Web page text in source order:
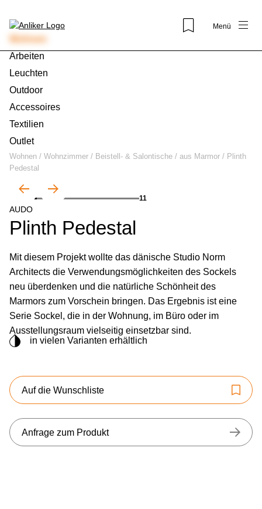
Menü
Wohnen
Arbeiten
Leuchten
Outdoor
Accessoires
Textilien
Outlet
Wohnen / Wohnzimmer / Beistell- & Salontische / aus Marmor / Plinth
Pedestal
11
AUDO
Plinth Pedestal
Mit diesem Projekt wollte das dänische Studio Norm
Architects die Verwendungsmöglichkeiten des Sockels
neu überdenken und die natürliche Schönheit des
Marmors zum Vorschein bringen. Das Ergebnis ist eine
Serie Sockel, die in der Wohnung, im Büro oder im
Ausstellungsraum vielseitig einsetzbar sind.
in vielen Varianten erhältlich
Auf die Wunschliste
Anfrage zum Produkt